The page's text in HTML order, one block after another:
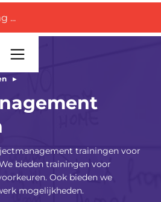
▸
trainingen voor
bieden trainingen voor
Ook bieden we
mogelijkheden.